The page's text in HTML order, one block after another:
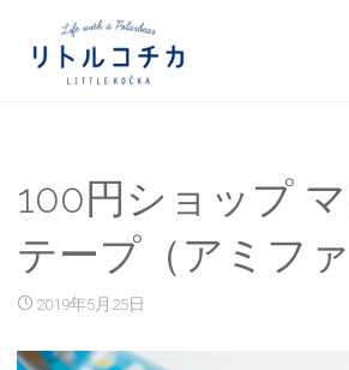
100円ショップ
テープ（アミファ
2019年5月25日